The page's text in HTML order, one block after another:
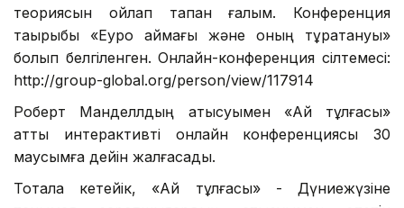
теориясын ойлап тапқан ғалым. Конференция
тақырыбы «Еуро аймағы және оның тұрақтануы»
болып белгіленген. Онлайн-конференция сілтемесі:
http://group-global.org/person/view/117914
Роберт Манделлдың қатысуымен «Ай тұлғасы»
атты интерактивті онлайн конференциясы 30
маусымға дейін жалғасады.
Тоқтала кетейік, «Ай тұлғасы» - Дүниежүзіне